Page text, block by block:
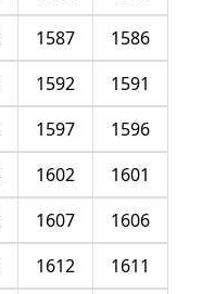
1586
1587
1591
1592
1596
1597
1601
1602
1606
1607
1611
1612